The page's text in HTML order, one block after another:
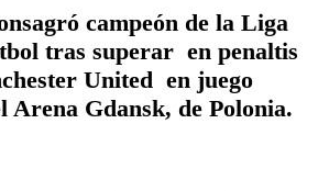
campeón de la Liga
tras superar en penaltis
United en juego
Arena Gdansk, de Polonia.